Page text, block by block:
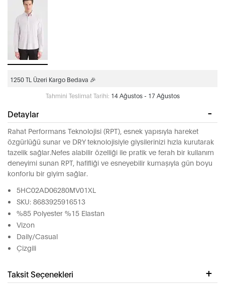
1250 TL Üzeri Kargo Bedava 🎉
Tahmini Teslimat Tarihi: 14 Ağustos - 17 Ağustos
Detaylar
Rahat Performans Teknolojisi (RPT), esnek yapısıyla hareket
özgürlüğü sunar ve DRY teknolojisiyle giysilerinizi hızla kurutarak
tazelik sağlar.Nefes alabilir özelliği ile pratik ve ferah bir kullanım
deneyimi sunan RPT, hafifliği ve esneyebilir kumaşıyla gün boyu
konforlu bir giyim sağlar.
5HC02AD06280MV01XL
SKU: 8683925916513
%85 Polyester %15 Elastan
Vizon
Daily/Casual
Çizgili
Taksit Seçenekleri